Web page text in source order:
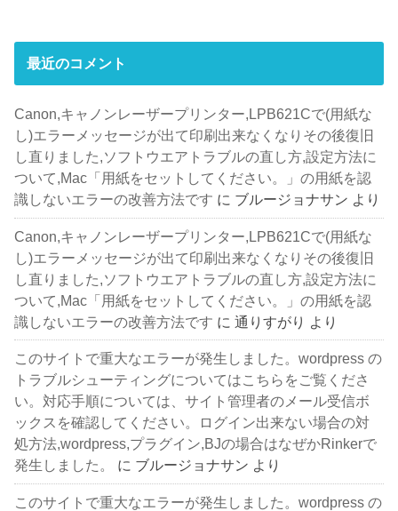
最近のコメント
Canon,キャノンレーザープリンター,LPB621Cで(用紙な
し)エラーメッセージが出て印刷出来なくなりその後復旧
し直りました,ソフトウエアトラブルの直し方,設定方法に
ついて,Mac「用紙をセットしてください。」の用紙を認
識しないエラーの改善方法です に ブルージョナサン より
Canon,キャノンレーザープリンター,LPB621Cで(用紙な
し)エラーメッセージが出て印刷出来なくなりその後復旧
し直りました,ソフトウエアトラブルの直し方,設定方法に
ついて,Mac「用紙をセットしてください。」の用紙を認
識しないエラーの改善方法です に通りすがり より
このサイトで重大なエラーが発生しました。wordpress の
トラブルシューティングについてはこちらをご覧くださ
い。対応手順については、サイト管理者のメール受信ボ
ックスを確認してください。ログイン出来ない場合の対
処方法,wordpress,プラグイン,BJの場合はなぜかRinkerで
発生しました。
に ブルージョナサン より
このサイトで重大なエラーが発生しました。wordpress の